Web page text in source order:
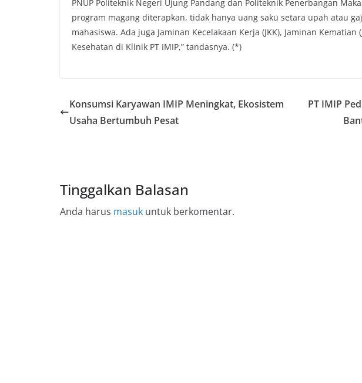
PNUP Politeknik Negeri Ujung Pandang dan Politeknik Penerbangan
program magang diterapkan, tidak hanya uang saku setara upah atau
mahasiswa. Ada juga Jaminan Kecelakaan Kerja (JKK), Jaminan
Kesehatan di Klinik PT IMIP,” tandasnya. (*)
Konsumsi Karyawan IMIP Meningkat, Ekosistem
Usaha Bertumbuh Pesat
PT IMIP
Tinggalkan Balasan
Anda harus masuk untuk berkomentar.